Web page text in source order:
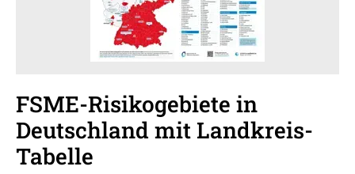
FSME-Risikogebiete in
Deutschland mit Landkreis-
Tabelle